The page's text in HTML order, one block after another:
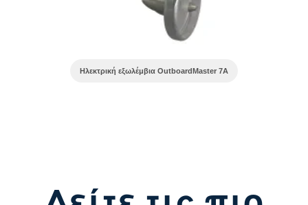
Ηλεκτρική εξωλέμβια OutboardMaster 7A